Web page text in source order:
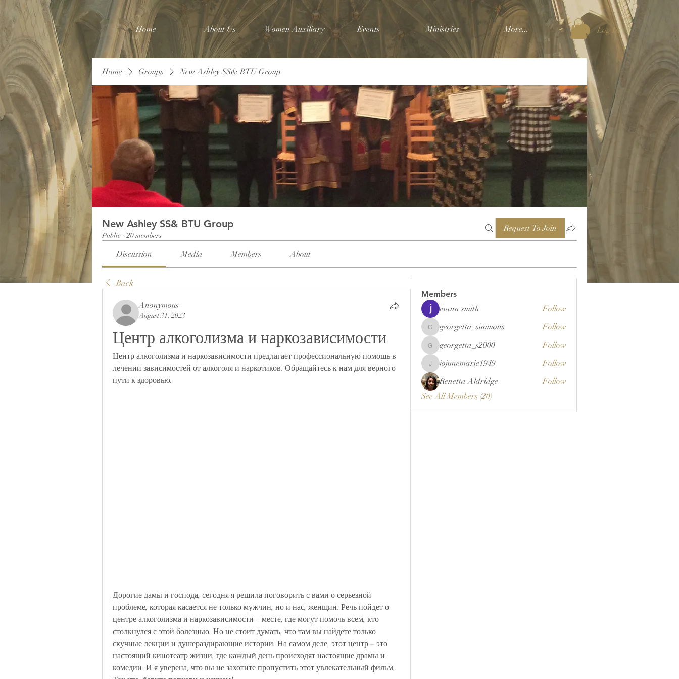
Home About Us Women Auxiliary Events Ministries More... Log In
Home Groups New Ashley SS& BTU Group
New Ashley SS& BTU Group
Public · 20 members
Request To Join
Discussion Media Members About
Back
Anonymous
August 31, 2023
Центр алкоголизма и наркозависимости
Центр алкоголизма и наркозависимости предлагает профессиональную помощь в
лечении зависимостей от алкоголя и наркотиков. Обращайтесь к нам для верного
пути к здоровью.
Дорогие дамы и господа, сегодня я решила поговорить с вами о серьезной
проблеме, которая касается не только мужчин, но и нас, женщин. Речь пойдет о
центре алкоголизма и наркозависимости – месте, где могут помочь всем, кто
столкнулся с этой болезнью. Но не стоит думать, что там вы найдете только
скучные лекции и душераздирающие истории. На самом деле, этот центр – это
настоящий кинотеатр жизни, где каждый день происходят настоящие драмы и
комедии. И я уверена, что вы не захотите пропустить этот увлекательный фильм.
Members
joann smith Follow
georgetta_simmons
georgetta_simmons Follow
georgetta_s2000
georgetta_s2000 Follow
jojunemarie1949
jojunemarie1949
Follow
Renetta Aldridge
Follow
See All Members (20)